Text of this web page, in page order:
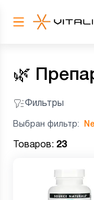
🌿
Фильтры
Выбран фильтр:
Товаров: 23